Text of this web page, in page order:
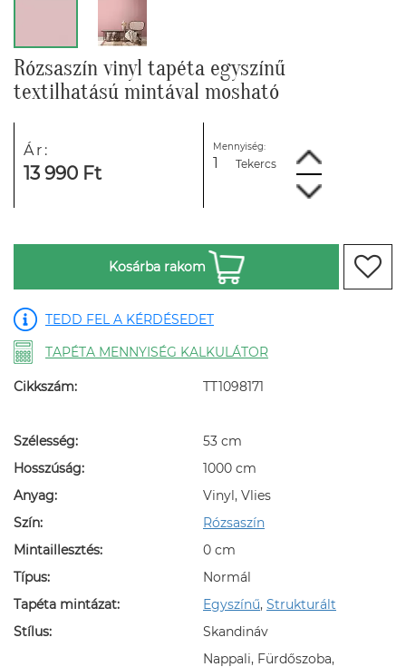
Rózsaszín vinyl tapéta egyszínű
textilhatású mintával mosható
Ár:
13 990 Ft
Mennyiség:
Tekercs
Kosárba rakom
TEDD FEL A KÉRDÉSEDET
TAPÉTA MENNYISÉG KALKULÁTOR
Cikkszám: TT1098171
Szélesség:
53 cm
Hosszúság:
1000 cm
Anyag:
Vinyl, Vlies
Szín:
Rózsaszín
Mintaillesztés:
0 cm
Típus:
Normál
Tapéta mintázat:
Egyszínű, Strukturált
Stílus:
Skandináv
Nappali, Fürdőszoba,